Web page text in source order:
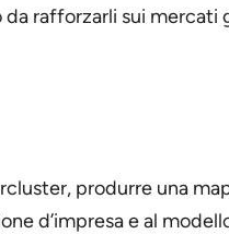
rafforzarli sui
produrre una
d’impresa e al